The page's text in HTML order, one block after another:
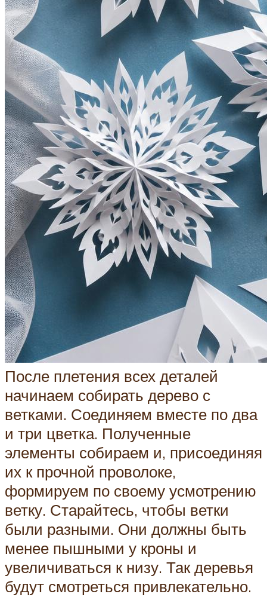
После плетения всех деталей
начинаем собирать дерево с
ветками. Соединяем вместе по два
и три цветка. Полученные
элементы собираем и, присоединяя
их к прочной проволоке,
формируем по своему усмотрению
ветку. Старайтесь, чтобы ветки
были разными. Они должны быть
менее пышными у кроны и
увеличиваться к низу. Так деревья
будут смотреться привлекательно.